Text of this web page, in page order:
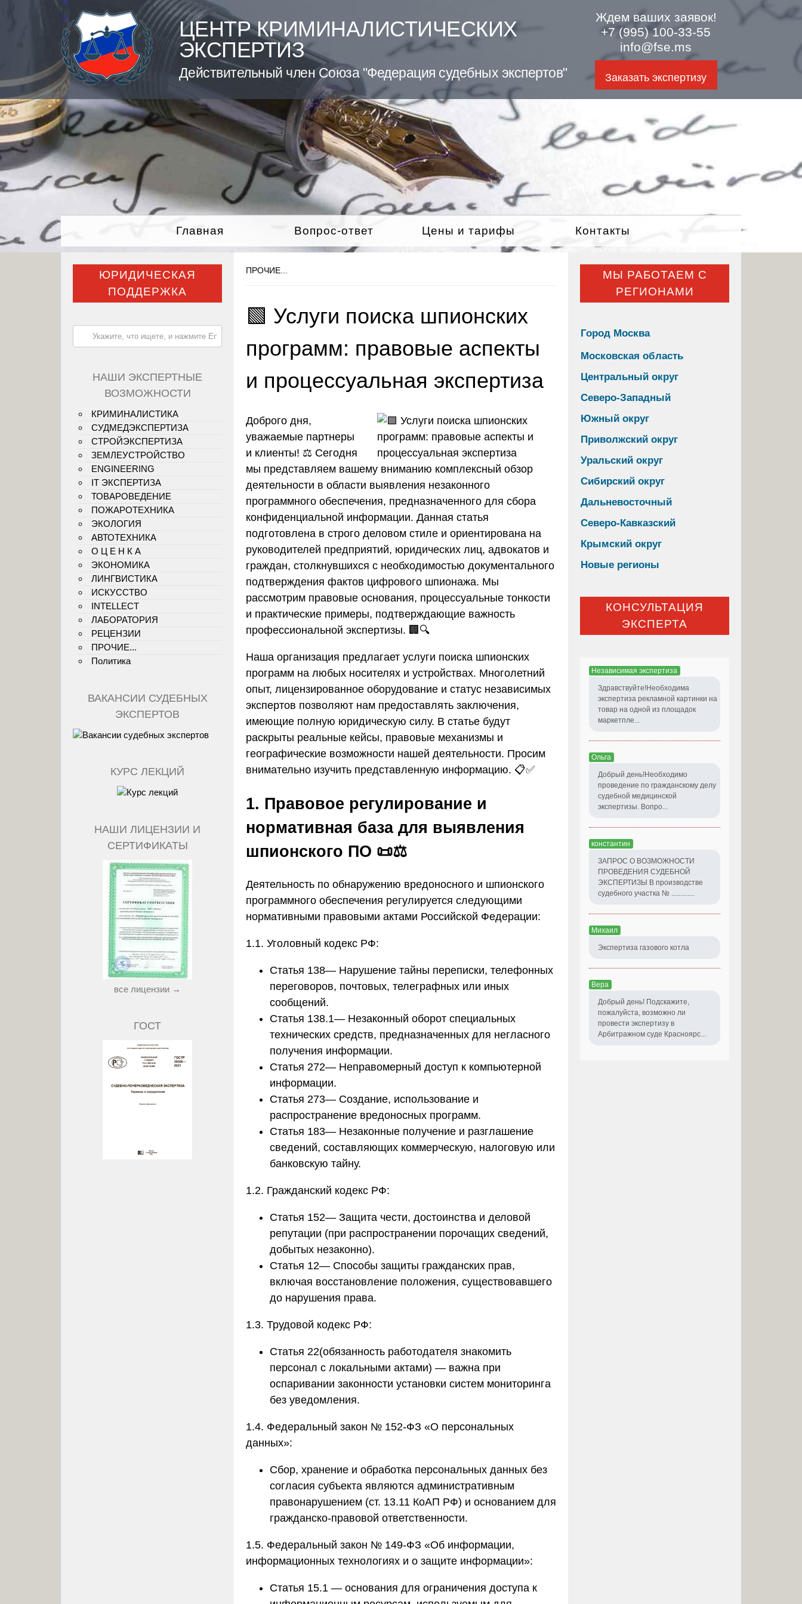
ЦЕНТР КРИМИНАЛИСТИЧЕСКИХ
ЭКСПЕРТИЗ
Действительный член Союза "Федерация судебных экспертов"
Ждем ваших заявок!
+7 (995) 100-33-55
info@fse.ms
Заказать экспертизу
Главная Вопрос-ответ Цены и тарифы Контакты
ПРОЧИЕ...
🟩 Услуги поиска шпионских
программ: правовые аспекты
и процессуальная экспертиза
Доброго дня,
уважаемые партнеры
и клиенты! ⚖️ Сегодня
мы представляем вашему вниманию комплексный обзор
деятельности в области выявления незаконного
программного обеспечения, предназначенного для сбора
конфиденциальной информации. Данная статья
подготовлена в строго деловом стиле и ориентирована на
руководителей предприятий, юридических лиц, адвокатов и
граждан, столкнувшихся с необходимостью документального
подтверждения фактов цифрового шпионажа. Мы
рассмотрим правовые основания, процессуальные тонкости
и практические примеры, подтверждающие важность
профессиональной экспертизы. 🏢🔍
Наша организация предлагает услуги поиска шпионских
программ на любых носителях и устройствах. Многолетний
опыт, лицензированное оборудование и статус независимых
экспертов позволяют нам предоставлять заключения,
имеющие полную юридическую силу. В статье будут
раскрыты реальные кейсы, правовые механизмы и
географические возможности нашей деятельности. Просим
внимательно изучить представленную информацию. 📋✅
1. Правовое регулирование и
нормативная база для выявления
шпионского ПО 📜⚖
Деятельность по обнаружению вредоносного и шпионского
программного обеспечения регулируется следующими
нормативными правовыми актами Российской Федерации:
1.1. Уголовный кодекс РФ:
Статья 138— Нарушение тайны переписки, телефонных
переговоров, почтовых, телеграфных или иных
сообщений.
Статья 138.1— Незаконный оборот специальных
технических средств, предназначенных для негласного
получения информации.
Статья 272— Неправомерный доступ к компьютерной
информации.
Статья 273— Создание, использование и
распространение вредоносных программ.
Статья 183— Незаконные получение и разглашение
сведений, составляющих коммерческую, налоговую или
банковскую тайну.
1.2. Гражданский кодекс РФ:
Статья 152— Защита чести, достоинства и деловой
репутации (при распространении порочащих сведений,
добытых незаконно).
Статья 12— Способы защиты гражданских прав,
включая восстановление положения, существовавшего
до нарушения права.
1.3. Трудовой кодекс РФ:
Статья 22(обязанность работодателя знакомить
персонал с локальными актами) — важна при
оспаривании законности установки систем мониторинга
без уведомления.
1.4. Федеральный закон № 152-ФЗ «О персональных
данных»:
Сбор, хранение и обработка персональных данных без
согласия субъекта являются административным
правонарушением (ст. 13.11 КоАП РФ) и основанием для
гражданско-правовой ответственности.
1.5. Федеральный закон № 149-ФЗ «Об информации,
информационных технологиях и о защите информации»:
Статья 15.1 — основания для ограничения доступа к
ЮРИДИЧЕСКАЯ
ПОДДЕРЖКА
НАШИ ЭКСПЕРТНЫЕ
ВОЗМОЖНОСТИ
КРИМИНАЛИСТИКА
СУДМЕДЭКСПЕРТИЗА
СТРОЙЭКСПЕРТИЗА
ЗЕМЛЕУСТРОЙСТВО
ENGINEERING
IT ЭКСПЕРТИЗА
ТОВАРОВЕДЕНИЕ
ПОЖАРОТЕХНИКА
ЭКОЛОГИЯ
АВТОТЕХНИКА
О Ц Е Н К А
ЭКОНОМИКА
ЛИНГВИСТИКА
ИСКУССТВО
INTELLECT
ЛАБОРАТОРИЯ
РЕЦЕНЗИИ
ПРОЧИЕ...
Политика
ВАКАНСИИ СУДЕБНЫХ
ЭКСПЕРТОВ
КУРС ЛЕКЦИЙ
НАШИ ЛИЦЕНЗИИ И
СЕРТИФИКАТЫ
все лицензии →
ГОСТ
МЫ РАБОТАЕМ С
РЕГИОНАМИ
Город Москва
Московская область
Центральный округ
Северо-Западный
Южный округ
Приволжский округ
Уральский округ
Сибирский округ
Дальневосточный
Северо-Кавказский
Крымский округ
Новые регионы
КОНСУЛЬТАЦИЯ
ЭКСПЕРТА
Независимая экспертиза
Здравствуйте!Необходима
экспертиза рекламной картинки на
товар на одной из площадок
маркетпле...
Ольга
Добрый день!Необходимо
проведение по гражданскому делу
судебной медицинской
экспертизы. Вопро...
константин
ЗАПРОС О ВОЗМОЖНОСТИ
ПРОВЕДЕНИЯ СУДЕБНОЙ
ЭКСПЕРТИЗЫ В производстве
судебного участка № .............
Михаил
Экспертиза газового котла
Вера
Добрый день! Подскажите,
пожалуйста, возможно ли
провести экспертизу в
Арбитражном суде Красноярс...